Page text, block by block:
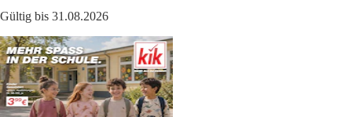
Gültig bis 31.08.2026